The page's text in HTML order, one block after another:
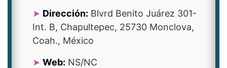
Dirección: Blvrd Benito Juárez 301-
Int. B, Chapultepec, 25730 Monclova,
Coah., México
Web: NS/NC